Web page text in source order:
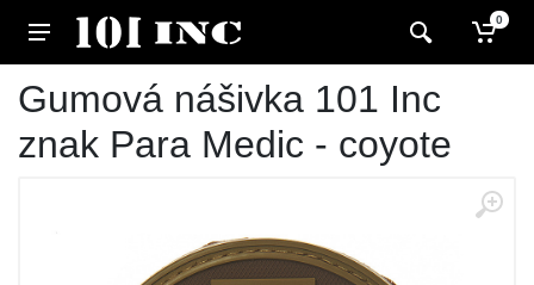
0
Gumová nášivka 101 Inc
znak Para Medic - coyote